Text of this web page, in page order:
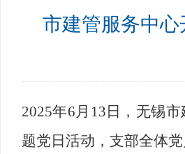
市建管服务中
2025年6月13日，无锡
题党日活动，支部全体